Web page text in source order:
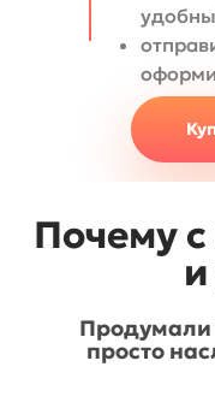
Продумали
просто
Почему